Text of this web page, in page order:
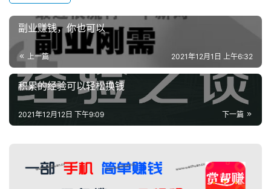
副业赚钱，你也可以
上一篇 2021年12月1日 上午6:32
积累的经验可以轻松换钱
下一篇
2021年12月12日 下午9:09